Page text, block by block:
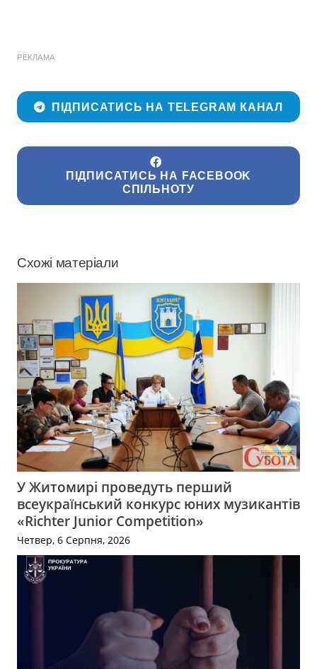
РЕКЛАМА
ПІДПИСАТИСЬ НА TELEGRAM КАНАЛ
ПІДПИСАТИСЬ НА FACEBOOK
СПІЛЬНОТУ
Схожі матеріали
У Житомирі проведуть перший
всеукраїнський конкурс юних музикантів
«Richter Junior Competition»
Четвер, 6 Серпня, 2026